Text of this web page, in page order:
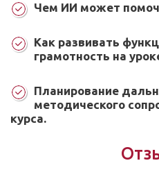
Чем ИИ может
Как развивать
грамотность на
Планирование
методического
курса.